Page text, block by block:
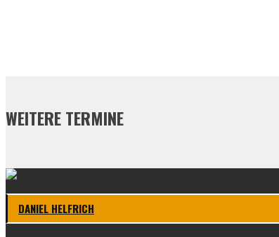
WEITERE TERMINE
DANI­EL HELF­RICH